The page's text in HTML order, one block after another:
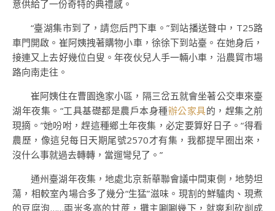
意供給了一份奇特的典禮感。
“臺湖集市到了，請您后門下車。”到站播送聲中，T25路
車門開啟。崔阿姨拽著購物小車，徐徐下到站臺。在她身后，
接連又上去好幾位白叟。年夜伙兒人手一輛小車，沿農貿市場
路向南走往。
崔阿姨住在曹園逸家小區，隔三岔五就會坐著公交車來臺
湖年夜集。“工具基礎都是農戶本身種辦公家具的，趕集之前
現摘。”她吩咐，趕這種鄉土年夜集，必定要算好日子。“得看
農歷，像這兒每日天期尾號2570才有集，我都提早圈出來，
沒什么事就過去轉轉，當遛彎兒了。”
通州臺湖年夜集，地處北京新華聯會議中間東側，地勢坦
蕩，相較室內場合多了幾分“生猛”滋味。現割的鮮驢肉、現煮
的豆腐泡……兩米多高的甘蔗，攤主唰唰幾下，就爽利砍削成